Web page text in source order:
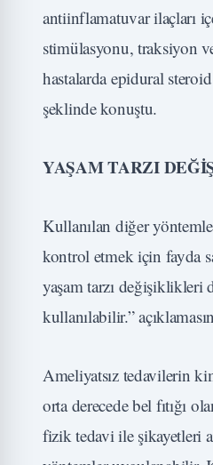
antiinflamatuvar ilaçları
stimülasyonu, traksiyon
hastalarda epidural
şeklinde konuştu.
YAŞAM TARZI
Kullanılan diğer
kontrol etmek için fayda
yaşam tarzı değişiklikleri
kullanılabilir.”
Ameliyatsız tedavilerin
orta derecede bel fıtığı
fizik tedavi ile şikayetleri